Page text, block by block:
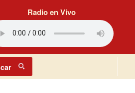
Radio en Vivo